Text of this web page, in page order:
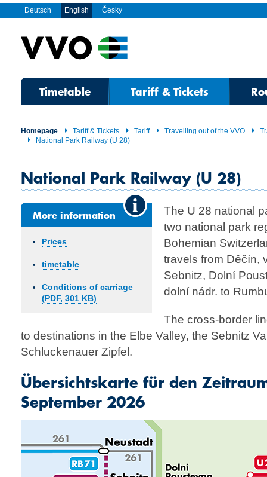
Deutsch English Česky
Timetable Tariff & Tickets
Homepage Tariff & Tickets Tariff Travelling out of the VVO
National Park Railway (U 28)
National Park Railway (U 28)
More information
Prices
timetable
Conditions of carriage
(PDF, 301 KB)
The U 28 national
two national park
Bohemian
travels from Děčín,
Sebnitz, Dolní
dolní nádr. to
The cross-border
to destinations in the Elbe Valley, the Sebnitz
Schluckenauer Zipfel.
Übersichtskarte für den
September 2026